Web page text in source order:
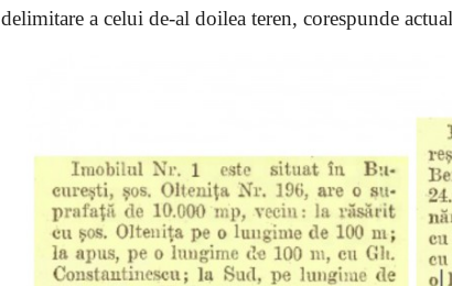
delimitare a celui de-al doilea teren, corespunde